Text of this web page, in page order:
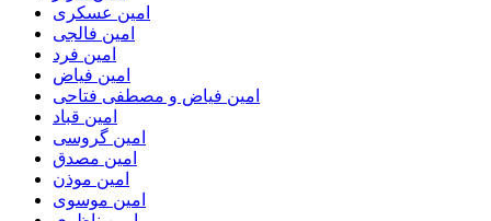
امین عسکری
امین فالجی
امین فرد
امین فیاض
امین فیاض و مصطفی فتاحی
امین قباد
امین گروسی
امین مصدق
امین موذن
امین موسوی